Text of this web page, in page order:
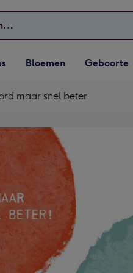
Vervolgkeuzelijst
Bloemen openen
Bloemen
Vervolgkeuzelijst
Geboorte openen
Geboorte
maar snel beter